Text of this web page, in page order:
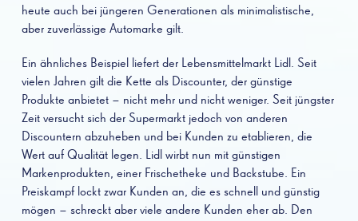
heute auch bei jüngeren Generationen als minimalistische,
aber zuverlässige Automarke gilt.
Ein ähnliches Beispiel liefert der Lebensmittelmarkt Lidl. Seit
vielen Jahren gilt die Kette als Discounter, der günstige
Produkte anbietet – nicht mehr und nicht weniger. Seit jüngster
Zeit versucht sich der Supermarkt jedoch von anderen
Discountern abzuheben und bei Kunden zu etablieren, die
Wert auf Qualität legen. Lidl wirbt nun mit günstigen
Markenprodukten, einer Frischetheke und Backstube. Ein
Preiskampf lockt zwar Kunden an, die es schnell und günstig
mögen – schreckt aber viele andere Kunden eher ab. Den